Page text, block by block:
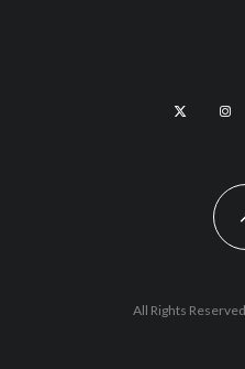
All Rights